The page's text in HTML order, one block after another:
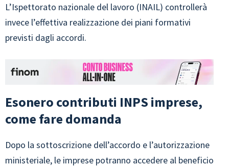
L’Ispettorato nazionale del lavoro (INAIL) controllerà
invece l’effettiva realizzazione dei piani formativi
previsti dagli accordi.
Esonero contributi INPS imprese,
come fare domanda
Dopo la sottoscrizione dell’accordo e l’autorizzazione
ministeriale, le imprese potranno accedere al beneficio